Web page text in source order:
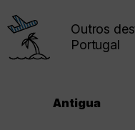
Outros
Portugal
Antigua